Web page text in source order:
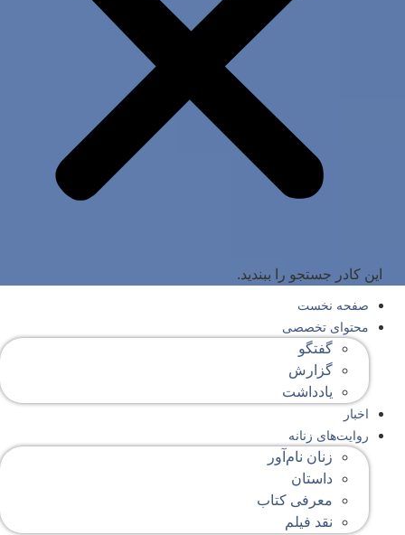
این کادر جستجو را ببندید.
صفحه‌ نخست
محتوای‌ تخصصی
گفتگو
گزارش
یادداشت
اخبار
روایت‌های زنانه
زنان نام‌آور
داستان
معرفی کتاب
نقد فیلم